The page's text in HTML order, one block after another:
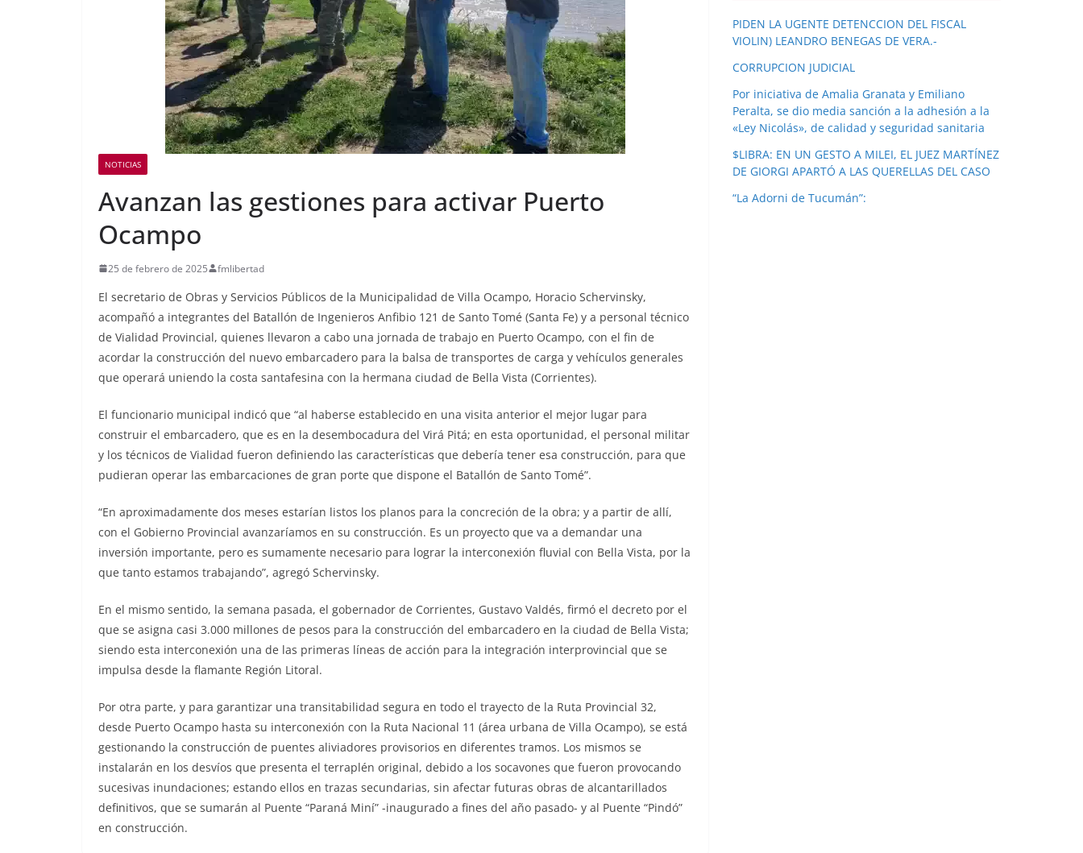
NOTICIAS
Avanzan las gestiones para activar Puerto
Ocampo
25 de febrero de 2025 fmlibertad
El secretario de Obras y Servicios Públicos de la Municipalidad de Villa Ocampo, Horacio Schervinsky,
acompañó a integrantes del Batallón de Ingenieros Anfibio 121 de Santo Tomé (Santa Fe) y a personal técnico
de Vialidad Provincial, quienes llevaron a cabo una jornada de trabajo en Puerto Ocampo, con el fin de
acordar la construcción del nuevo embarcadero para la balsa de transportes de carga y vehículos generales
que operará uniendo la costa santafesina con la hermana ciudad de Bella Vista (Corrientes).
El funcionario municipal indicó que “al haberse establecido en una visita anterior el mejor lugar para
construir el embarcadero, que es en la desembocadura del Virá Pitá; en esta oportunidad, el personal militar
y los técnicos de Vialidad fueron definiendo las características que debería tener esa construcción, para que
pudieran operar las embarcaciones de gran porte que dispone el Batallón de Santo Tomé”.
“En aproximadamente dos meses estarían listos los planos para la concreción de la obra; y a partir de allí,
con el Gobierno Provincial avanzaríamos en su construcción. Es un proyecto que va a demandar una
inversión importante, pero es sumamente necesario para lograr la interconexión fluvial con Bella Vista, por la
que tanto estamos trabajando”, agregó Schervinsky.
En el mismo sentido, la semana pasada, el gobernador de Corrientes, Gustavo Valdés, firmó el decreto por el
que se asigna casi 3.000 millones de pesos para la construcción del embarcadero en la ciudad de Bella Vista;
siendo esta interconexión una de las primeras líneas de acción para la integración interprovincial que se
impulsa desde la flamante Región Litoral.
Por otra parte, y para garantizar una transitabilidad segura en todo el trayecto de la Ruta Provincial 32,
desde Puerto Ocampo hasta su interconexión con la Ruta Nacional 11 (área urbana de Villa Ocampo), se está
gestionando la construcción de puentes aliviadores provisorios en diferentes tramos. Los mismos se
instalarán en los desvíos que presenta el terraplén original, debido a los socavones que fueron provocando
sucesivas inundaciones; estando ellos en trazas secundarias, sin afectar futuras obras de alcantarillados
definitivos, que se sumarán al Puente “Paraná Miní” -inaugurado a fines del año pasado- y al Puente “Pindó”
en construcción.
PIDEN LA UGENTE DETENCCION DEL FISCAL
VIOLIN) LEANDRO BENEGAS DE VERA.-
CORRUPCION JUDICIAL
Por iniciativa de Amalia Granata y Emiliano
Peralta, se dio media sanción a la adhesión a la
«Ley Nicolás», de calidad y seguridad sanitaria
$LIBRA: EN UN GESTO A MILEI, EL JUEZ MARTÍNEZ
DE GIORGI APARTÓ A LAS QUERELLAS DEL CASO
“La Adorni de Tucumán”: